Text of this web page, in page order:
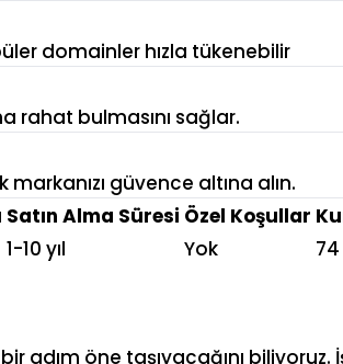
domainler hızla tükenebilir
rahat bulmasını sağlar.
güvence altına alın.
Satın Alma Süresi Özel Koşullar
1-10 yıl Yok
öne taşıyacağını